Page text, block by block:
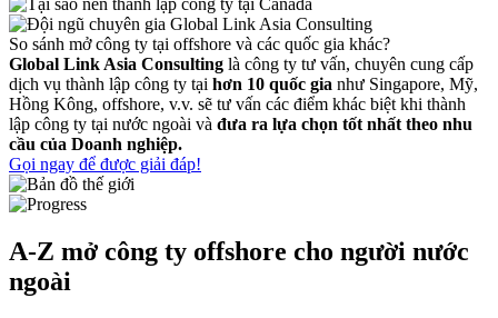
So sánh mở công ty tại offshore và các quốc gia khác?
Global Link Asia Consulting là công ty tư vấn, chuyên cung cấp
dịch vụ thành lập công ty tại hơn 10 quốc gia như Singapore, Mỹ,
Hồng Kông, offshore, v.v. sẽ tư vấn các điểm khác biệt khi thành
lập công ty tại nước ngoài và đưa ra lựa chọn tốt nhất theo nhu
cầu của Doanh nghiệp.
Gọi ngay để được giải đáp!
A-Z mở công ty offshore cho người nước
ngoài